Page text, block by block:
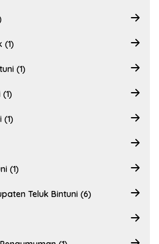
(1)
(1)
(1)
(1)
Teluk Bintuni (6)